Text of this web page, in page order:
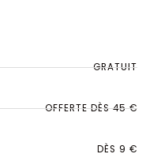
GRATUIT
OFFERTE DÈS 45 €
DÈS 9 €